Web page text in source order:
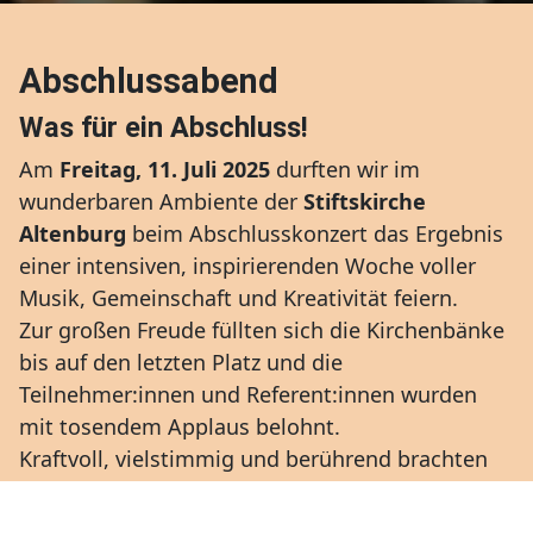
Abschlussabend
Was für ein Abschluss!
Am Freitag, 11. Juli 2025 durften wir im
wunderbaren Ambiente der Stiftskirche
Altenburg beim Abschlusskonzert das Ergebnis
einer intensiven, inspirierenden Woche voller
Musik, Gemeinschaft und Kreativität feiern.
Zur großen Freude füllten sich die Kirchenbänke
bis auf den letzten Platz und die
Teilnehmer:innen und Referent:innen wurden
mit tosendem Applaus belohnt.
Kraftvoll, vielstimmig und berührend brachten
über 100 Teilnehmer:innen die Bühne mit